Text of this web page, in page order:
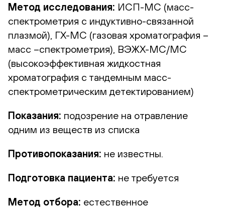
Метод исследования: ИСП-МС (масс-
спектрометрия с индуктивно-связанной
плазмой), ГХ-МС (газовая хроматография –
масс –спектрометрия), ВЭЖХ-МС/МС
(высокоэффективная жидкостная
хроматография с тандемным масс-
спектрометрическим детектированием)
Показания: подозрение на отравление
одним из веществ из списка
Противопоказания: не известны.
Подготовка пациента: не требуется
Метод отбора: естественное